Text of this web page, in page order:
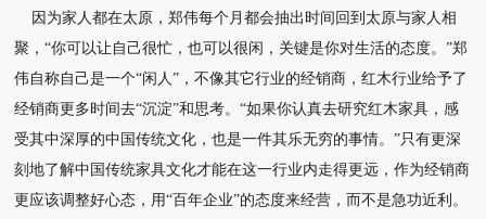
因为家人都在太原，郑伟每个月都会抽出时间回到太原与家人相
聚，“你可以让自己很忙，也可以很闲，关键是你对生活的态度。”郑
伟自称自己是一个“闲人”，不像其它行业的经销商，红木行业给予了
经销商更多时间去“沉淀”和思考。“如果你认真去研究红木家具，感
受其中深厚的中国传统文化，也是一件其乐无穷的事情。”只有更深
刻地了解中国传统家具文化才能在这一行业内走得更远，作为经销商
更应该调整好心态，用“百年企业”的态度来经营，而不是急功近利。